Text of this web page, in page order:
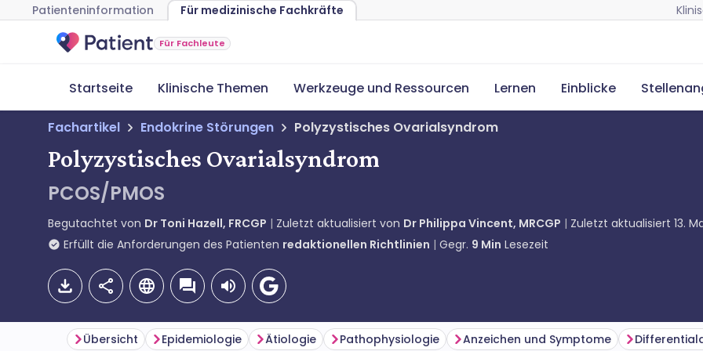
Patienteninformation Für medizinische Fachkräfte
Für Fachleute
Startseite Klinische Themen Werkzeuge und Ressourcen Lernen Einblicke
Fachartikel Endokrine Störungen Polyzystisches Ovarialsyndrom
Polyzystisches Ovarialsyndrom
PCOS/PMOS
Begutachtet von Dr Toni Hazell, FRCGP Zuletzt aktualisiert von Dr Philippa Vincent, MRCGP Zuletzt aktualisiert 13.
Erfüllt die Anforderungen des Patienten redaktionellen Richtlinien Gegr. 9 Min Lesezeit
Übersicht Epidemiologie Ätiologie Pathophysiologie Anzeichen und Symptome